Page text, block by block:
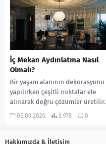
İç Mekan Aydınlatma Nasıl
Olmalı?
Bir yaşam alanının dekorasyonu
yapılırken çeşitli noktalar ele
alınarak doğru çözümler üretilir.
Bu noktalar duvarlar, zemin,
06.09.2020 3.978 0
Hakkımızda & İletişim